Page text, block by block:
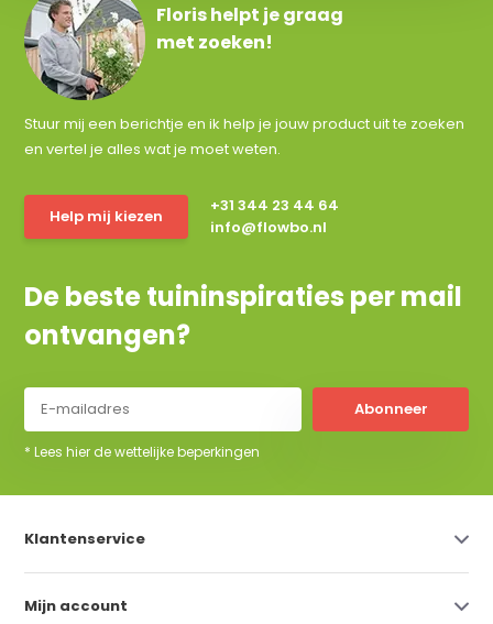
Floris helpt je graag
met zoeken!
Stuur mij een berichtje en ik help je jouw product uit te zoeken
en vertel je alles wat je moet weten.
Help mij kiezen
+31 344 23 44 64
info@flowbo.nl
De beste tuininspiraties per mail
ontvangen?
Abonneer
* Lees hier de wettelijke beperkingen
Klantenservice
Mijn account